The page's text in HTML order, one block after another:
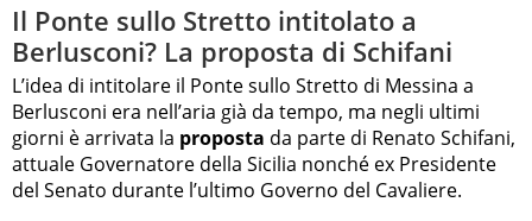
Il Ponte sullo Stretto intitolato a
Berlusconi? La proposta di Schifani
L’idea di intitolare il Ponte sullo Stretto di Messina a
Berlusconi era nell’aria già da tempo, ma negli ultimi
giorni è arrivata la proposta da parte di Renato Schifani,
attuale Governatore della Sicilia nonché ex Presidente
del Senato durante l’ultimo Governo del Cavaliere.